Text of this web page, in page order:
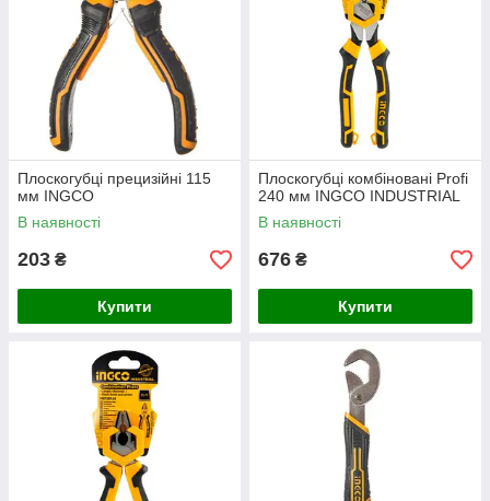
Плоскогубці прецизійні 115
мм INGCO
В наявності
203 ₴
Купити
Плоскогубці комбіновані Profi
240 мм INGCO INDUSTRIAL
В наявності
676 ₴
Купити